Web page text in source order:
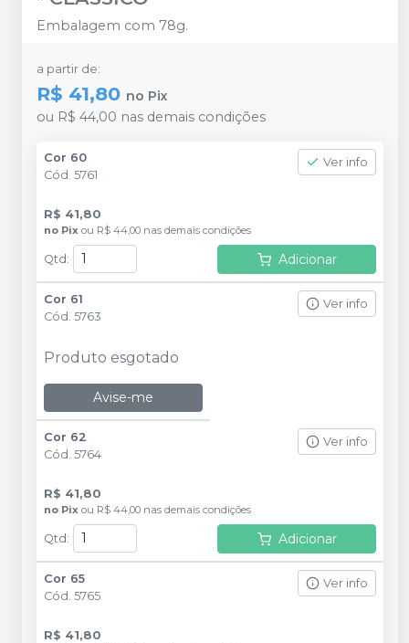
Embalagem com 78g.
a partir de:
R$ 41,80 no Pix
ou R$ 44,00 nas demais condições
Cor 60
Cód. 5761
Ver info
R$ 41,80
no Pix ou R$ 44,00 nas demais condições
Qtd : Adicionar
Cor 61
Cód. 5763
Ver info
Produto esgotado
Avise-me
Cor 62
Cód. 5764
Ver info
R$ 41,80
no Pix ou R$ 44,00 nas demais condições
Qtd : Adicionar
Cor 65
Cód. 5765
Ver info
R$ 41,80